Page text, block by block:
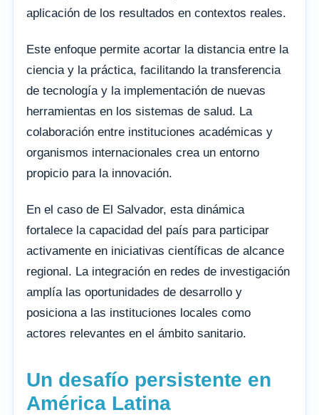
aplicación de los resultados en contextos reales.
Este enfoque permite acortar la distancia entre la
ciencia y la práctica, facilitando la transferencia
de tecnología y la implementación de nuevas
herramientas en los sistemas de salud. La
colaboración entre instituciones académicas y
organismos internacionales crea un entorno
propicio para la innovación.
En el caso de El Salvador, esta dinámica
fortalece la capacidad del país para participar
activamente en iniciativas científicas de alcance
regional. La integración en redes de investigación
amplía las oportunidades de desarrollo y
posiciona a las instituciones locales como
actores relevantes en el ámbito sanitario.
Un desafío persistente en
América Latina